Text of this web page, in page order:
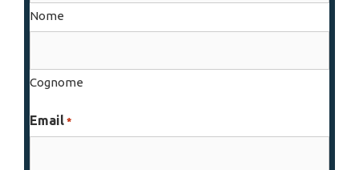
Nome
Cognome
Email *